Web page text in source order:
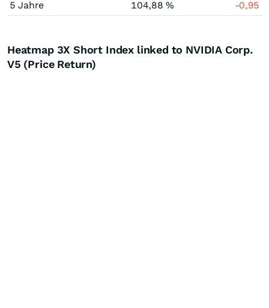
5 Jahre 104,88 % -0,95
Heatmap 3X Short Index linked to NVIDIA Corp.
V5 (Price Return)